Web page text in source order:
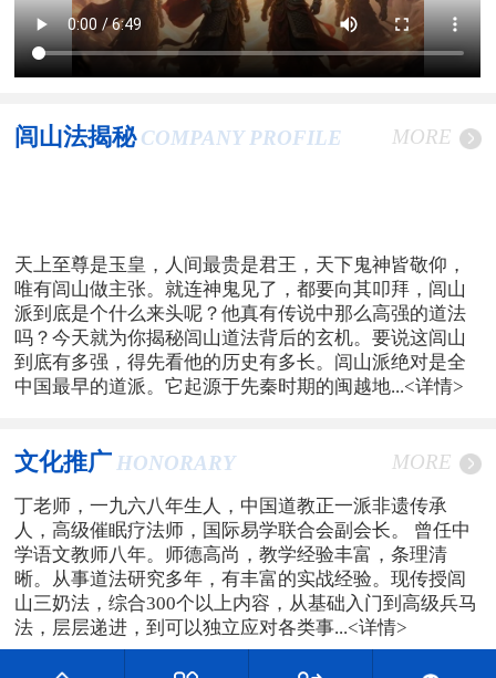
闾山法揭秘 COMPANY PROFILE MORE
天上至尊是玉皇，人间最贵是君王，天下鬼神皆敬仰，
唯有闾山做主张。就连神鬼见了，都要向其叩拜，闾山
派到底是个什么来头呢？他真有传说中那么高强的道法
吗？今天就为你揭秘闾山道法背后的玄机。要说这闾山
到底有多强，得先看他的历史有多长。闾山派绝对是全
中国最早的道派。它起源于先秦时期的闽越地...<详情>
文化推广 HONORARY MORE
丁老师，一九六八年生人，中国道教正一派非遗传承
人，高级催眠疗法师，国际易学联合会副会长。 曾任中
学语文教师八年。师德高尚，教学经验丰富，条理清
晰。从事道法研究多年，有丰富的实战经验。现传授闾
山三奶法，综合300个以上内容，从基础入门到高级兵马
法，层层递进，到可以独立应对各类事...<详情>